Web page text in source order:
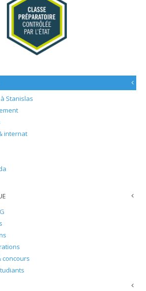
Stanislas
internat
concours